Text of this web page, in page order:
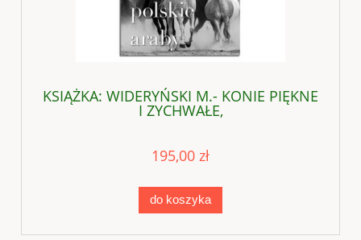
KSIĄŻKA: WIDERYŃSKI M.- KONIE PIĘKNE
I ZYCHWAŁE,
195,00 zł
do koszyka